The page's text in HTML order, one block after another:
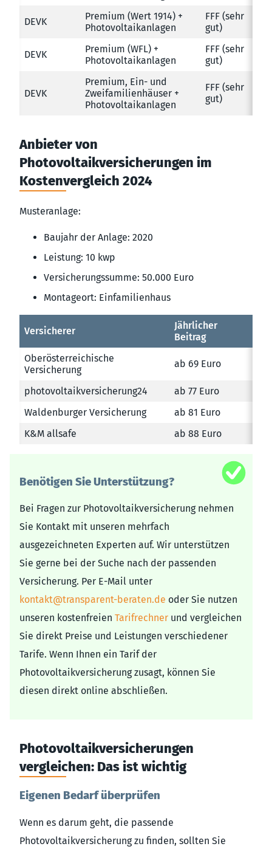
DEVK
Premium (Wert 1914) +
Photovoltaikanlagen
FFF (sehr
gut)
DEVK
Premium (WFL) +
Photovoltaikanlagen
FFF (sehr
gut)
DEVK
Premium, Ein- und
Zweifamilienhäuser +
Photovoltaikanlagen
FFF (sehr
gut)
Anbieter von
Photovoltaikversicherungen im
Kostenvergleich 2024
Musteranlage:
Baujahr der Anlage: 2020
Leistung: 10 kwp
Versicherungssumme: 50.000 Euro
Montageort: Einfamilienhaus
Versicherer
Jährlicher
Beitrag
Oberösterreichische
Versicherung
ab 69 Euro
photovoltaikversicherung24
ab 77 Euro
Waldenburger Versicherung
ab 81 Euro
K&M allsafe
ab 88 Euro
Benötigen Sie Unterstützung?
Bei Fragen zur Photovoltaikversicherung nehmen
Sie Kontakt mit unseren mehrfach
ausgezeichneten Experten auf. Wir unterstützen
Sie gerne bei der Suche nach der passenden
Versicherung. Per E-Mail unter
kontakt@transparent-beraten.de oder Sie nutzen
unseren kostenfreien Tarifrechner und vergleichen
Sie direkt Preise und Leistungen verschiedener
Tarife. Wenn Ihnen ein Tarif der
Photovoltaikversicherung zusagt, können Sie
diesen direkt online abschließen.
Photovoltaikversicherungen
vergleichen: Das ist wichtig
Eigenen Bedarf überprüfen
Wenn es darum geht, die passende
Photovoltaikversicherung zu finden, sollten Sie